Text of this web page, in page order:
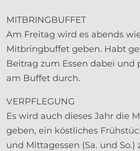
MITBRINGBUFFET
Am Freitag wird es abends
Mitbringbuffet geben. Habt
Beitrag zum Essen dabei und
am Buffet durch.
VERPFLEGUNG
Es wird auch dieses Jahr die
geben, ein köstliches
und Mittagessen (Sa. und So.)